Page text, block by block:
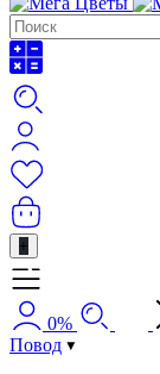
+
0%
Повод